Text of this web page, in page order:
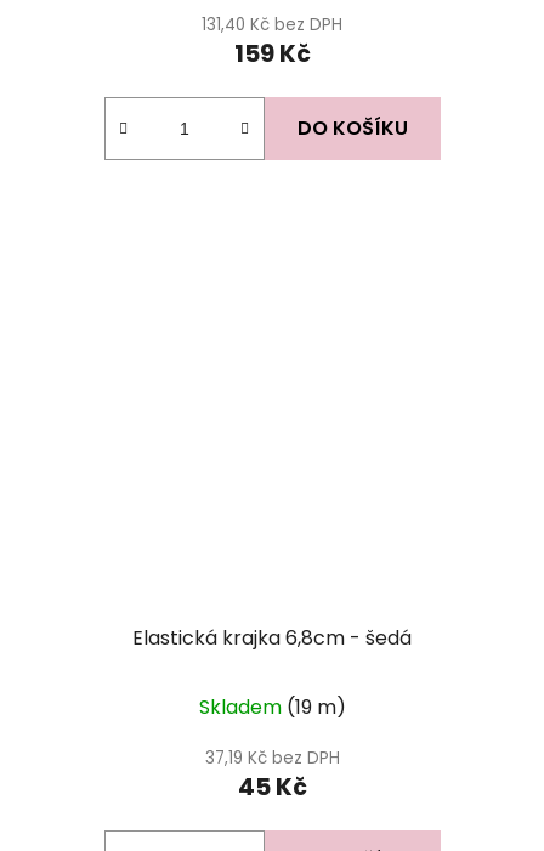
131,40 Kč bez DPH
159 Kč
DO KOŠÍKU
Elastická krajka 6,8cm - šedá
Skladem (19 m)
37,19 Kč bez DPH
45 Kč